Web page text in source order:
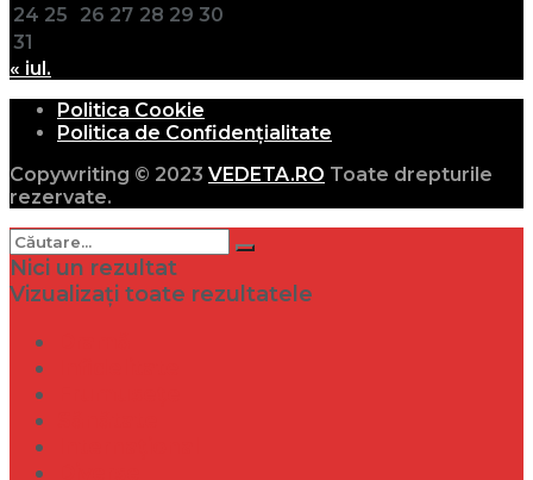
24 25 26 27 28 29 30
31
« iul.
Politica Cookie
Politica de Confidențialitate
Copywriting © 2023 VEDETA.RO Toate drepturile
rezervate.
Nici un rezultat
Vizualizați toate rezultatele